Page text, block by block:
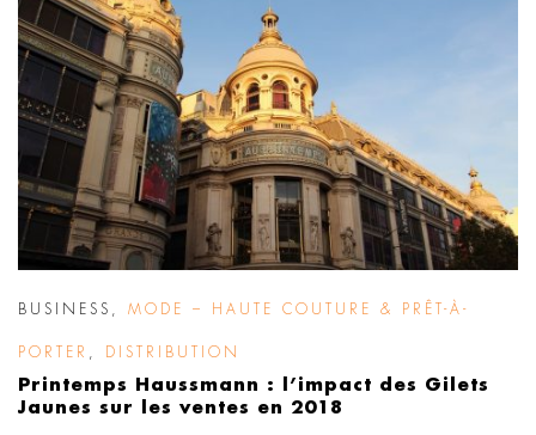
BUSINESS MODE – HAUTE COUTURE & PRÊT-À-
PORTER DISTRIBUTION
Printemps Haussmann : l’impact des Gilets
Jaunes sur les ventes en 2018